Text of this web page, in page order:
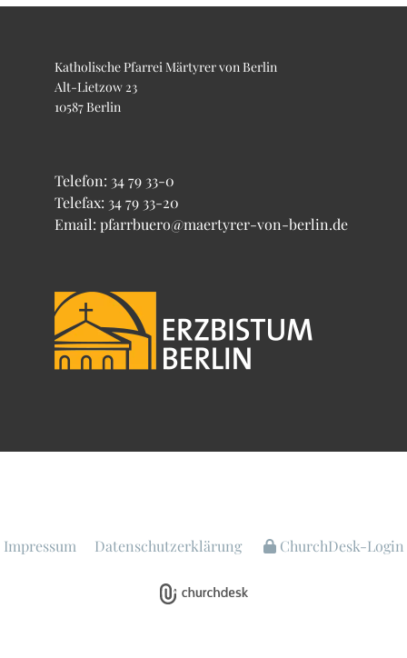
Katholische Pfarrei Märtyrer von Berlin
Alt-Lietzow 23
10587 Berlin
Telefon: 34 79 33-0
Telefax: 34 79 33-20
Email: pfarrbuero@maertyrer-von-berlin.de
Impressum Datenschutzerklärung ChurchDesk-Login